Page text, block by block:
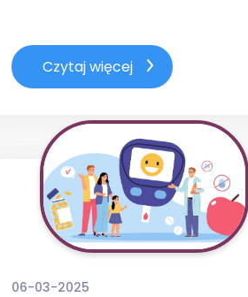
Czytaj więcej
06-03-2025